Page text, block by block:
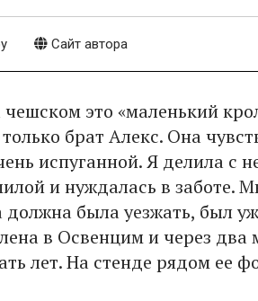
Сайт автора
это «маленький
брат Алекс. Она
испуганной. Я делила с
и нуждалась в заботе.
должна была уезжать, был
в Освенцим и через два
лет. На стенде рядом ее